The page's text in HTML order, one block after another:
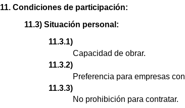
11. Condiciones de participación:
11.3) Situación personal:
11.3.1)
Capacidad de obrar.
11.3.2)
Preferencia para empresas
11.3.3)
No prohibición para contratar.